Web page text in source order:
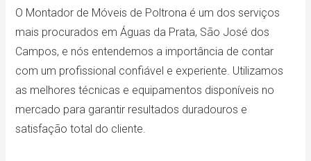
O Montador de Móveis de Poltrona é um dos serviços
mais procurados em Águas da Prata, São José dos
Campos, e nós entendemos a importância de contar
com um profissional confiável e experiente. Utilizamos
as melhores técnicas e equipamentos disponíveis no
mercado para garantir resultados duradouros e
satisfação total do cliente.